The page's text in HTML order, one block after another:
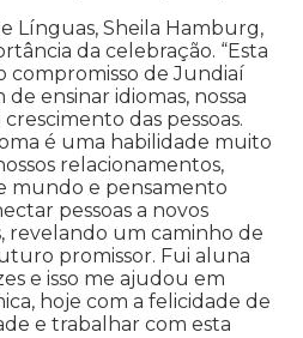
Línguas, Sheila Hamburg,
da celebração. “Esta
compromisso de Jundiaí
ensinar idiomas, nossa
das pessoas.
é uma habilidade muito
relacionamentos,
mundo e pensamento
pessoas a novos
revelando um caminho de
promissor. Fui aluna
e isso me ajudou em
hoje com a felicidade de
e trabalhar com esta